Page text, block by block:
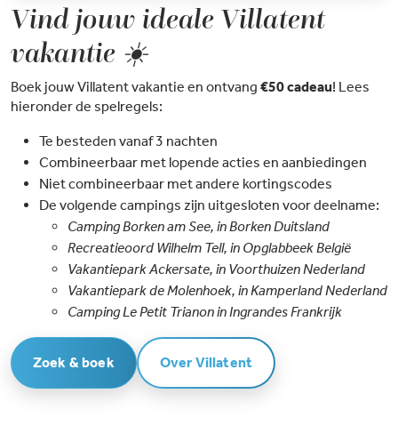
Vind jouw ideale Villatent
vakantie ☀️
Boek jouw Villatent vakantie en ontvang €50 cadeau! Lees
hieronder de spelregels:
Te besteden vanaf 3 nachten
Combineerbaar met lopende acties en aanbiedingen
Niet combineerbaar met andere kortingscodes
De volgende campings zijn uitgesloten voor deelname:
Camping Borken am See, in Borken Duitsland
Recreatieoord Wilhelm Tell, in Opglabbeek België
Vakantiepark Ackersate, in Voorthuizen Nederland
Vakantiepark de Molenhoek, in Kamperland Nederland
Camping Le Petit Trianon in Ingrandes Frankrijk
Zoek & boek Over Villatent